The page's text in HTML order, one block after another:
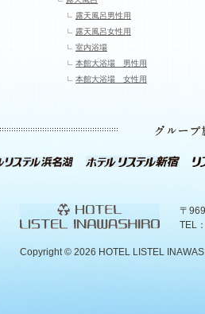
露天風呂男性用
露天風呂女性用
室内浴場
本館大浴場 男性用
本館大浴場 女性用
〒
TEL
Copyright © 2026 HOTEL LISTEL